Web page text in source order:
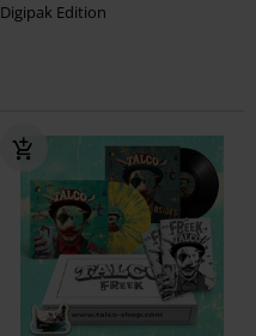
Digipak Edition